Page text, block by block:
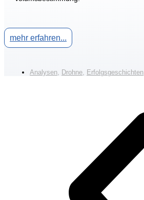
mehr erfahren...
Analysen Drohne Erfolgsgeschichten